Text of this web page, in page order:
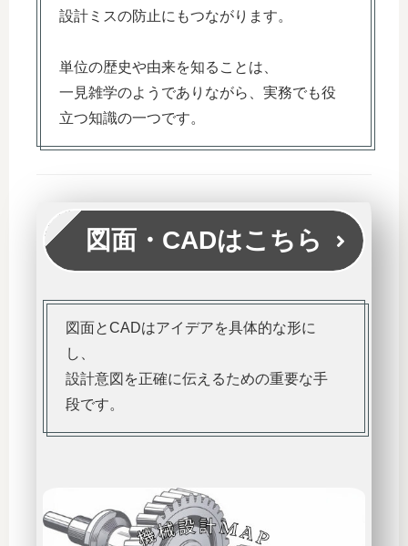
設計ミスの防止にもつながります。
単位の歴史や由来を知ることは、
一見雑学のようでありながら、実務でも役
立つ知識の一つです。
図面・CADはこちら
図面とCADはアイデアを具体的な形に
し、
設計意図を正確に伝えるための重要な手
段です。